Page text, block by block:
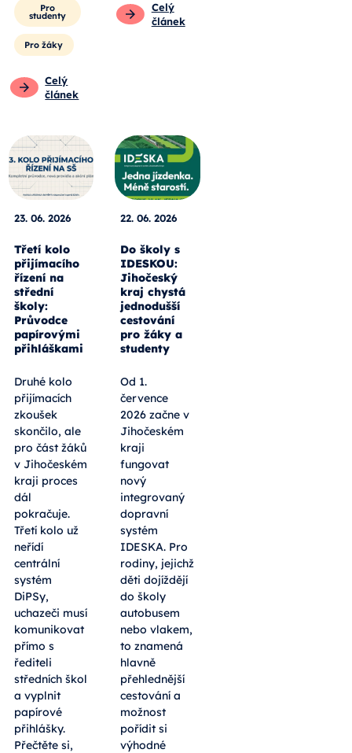
Pro
studenty
Pro žáky
Celý
článek
Celý
článek
23. 06. 2026
Třetí kolo
přijímacího
řízení na
střední
školy:
Průvodce
papírovými
přihláškami
Druhé kolo
přijímacích
zkoušek
skončilo, ale
pro část žáků
v Jihočeském
kraji proces
dál
pokračuje.
Třetí kolo už
neřídí
centrální
systém
DiPSy,
uchazeči musí
komunikovat
přímo s
řediteli
středních škol
a vyplnit
papírové
přihlášky.
Přečtěte si,
22. 06. 2026
Do školy s
IDESKOU:
Jihočeský
kraj chystá
jednodušší
cestování
pro žáky a
studenty
Od 1.
července
2026 začne v
Jihočeském
kraji
fungovat
nový
integrovaný
dopravní
systém
IDESKA. Pro
rodiny, jejichž
děti dojíždějí
do školy
autobusem
nebo vlakem,
to znamená
hlavně
přehlednější
cestování a
možnost
pořídit si
výhodné